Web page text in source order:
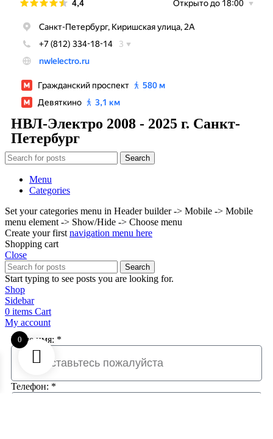
НВЛ-Электро 2008 - 2025 г. Санкт-
Петербург
Search
Menu
Categories
Set your categories menu in Header builder -> Mobile -> Mobile
menu element -> Show/Hide -> Choose menu
Create your first navigation menu here
Shopping cart
Close
Search
Start typing to see posts you are looking for.
0
Shop
Sidebar
0 items Cart
My account
Ваше имя: *
Телефон: *